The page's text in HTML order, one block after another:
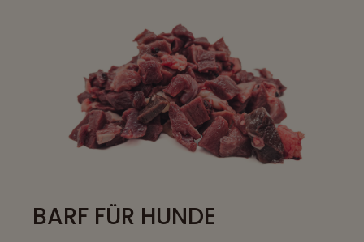
BARF FÜR HUNDE